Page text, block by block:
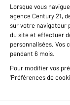
Mentions